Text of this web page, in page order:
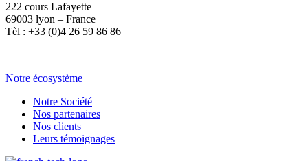
222 cours Lafayette
69003 lyon – France
Tèl : +33 (0)4 26 59 86 86
Notre écosystème
Notre Société
Nos partenaires
Nos clients
Leurs témoignages